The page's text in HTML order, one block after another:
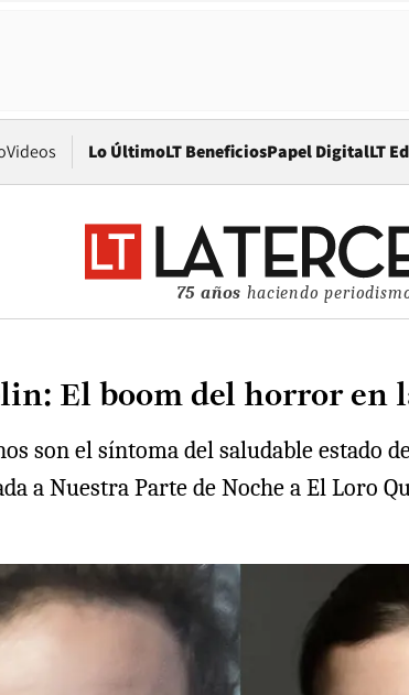
Videos Lo ÚltimoLT BeneficiosPapel DigitalLT
75 años haciendo
El boom del horror
son el síntoma del saludable estado
a Nuestra Parte de Noche a El Loro